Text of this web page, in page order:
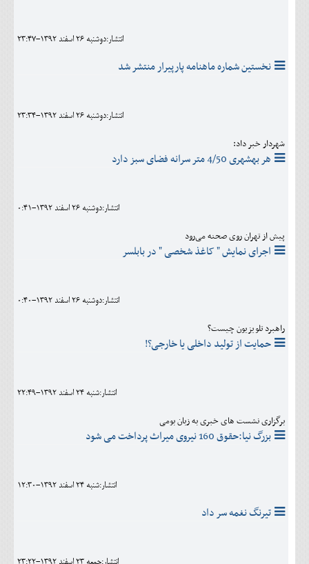
انتشار:دوشنبه 26 اسفند 1392-23:47
نخستین شماره ماهنامه پارپیرار منتشر شد
انتشار:دوشنبه 26 اسفند 1392-23:34
شهردار خبر داد:
هر بهشهری 4/50 متر سرانه فضای سبز دارد
انتشار:دوشنبه 26 اسفند 1392-0:41
پیش از تهران روی صحنه می‌رود
اجرای نمایش " کاغذ شخصی " در بابلسر
انتشار:دوشنبه 26 اسفند 1392-0:40
راهبرد تلویزیون چیست؟
حمایت از تولید داخلی یا خارجی؟!
انتشار:شنبه 24 اسفند 1392-22:49
برگزاری نشست های خبری به زبان بومی
بزرگ نیا:حقوق 160 نیروی میراث پرداخت می شود
انتشار:شنبه 24 اسفند 1392-12:30
تیرنگ نغمه سر داد